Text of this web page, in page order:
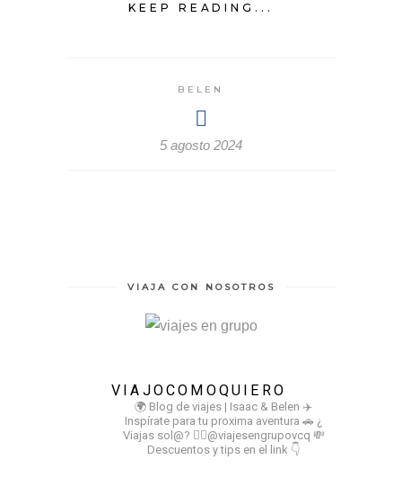
KEEP READING...
BELEN
5 agosto 2024
VIAJA CON NOSOTROS
VIAJOCOMOQUIERO
🌍 Blog de viajes | Isaac & Belen ✈️
Inspírate para tu proxima aventura 🚗 ¿
Viajas sol@? 👉🏻@viajesengrupovcq 💸
Descuentos y tips en el link 👇